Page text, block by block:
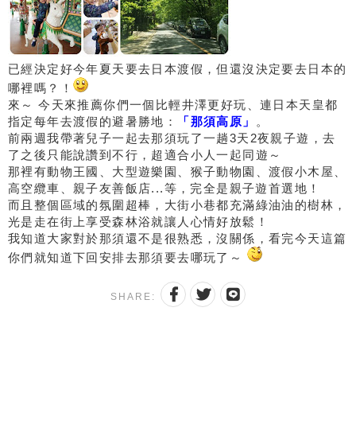
已經決定好今年夏天要去日本渡假，但還沒決定要去日本的
哪裡嗎？！
來～ 今天來推薦你們一個比輕井澤更好玩、連日本天皇都
指定每年去渡假的避暑勝地：
「那須高原」
。
前兩週我帶著兒子一起去那須玩了一趟3天2夜親子遊，去
了之後只能說讚到不行，超適合小人一起同遊～
那裡有動物王國、大型遊樂園、猴子動物園、渡假小木屋、
高空纜車、親子友善飯店...等，完全是親子遊首選地！
而且整個區域的氛圍超棒，大街小巷都充滿綠油油的樹林，
光是走在街上享受森林浴就讓人心情好放鬆！
我知道大家對於那須還不是很熟悉，沒關係，看完今天這篇
你們就知道下回安排去那須要去哪玩了～
SHARE: